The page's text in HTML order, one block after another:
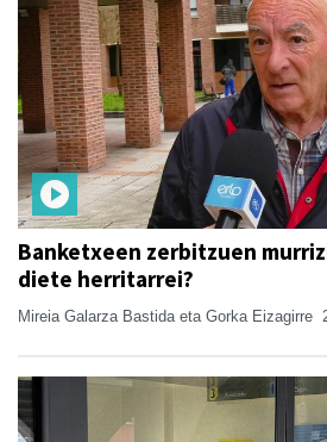
Banketxeen zerbitzuen
diete herritarrei?
Mireia Galarza Bastida eta Gorka Eizagirre